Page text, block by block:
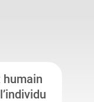
humain